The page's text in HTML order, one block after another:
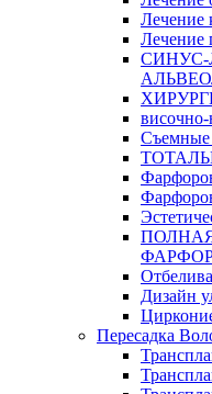
Лечение
Лечение
Съемные
Дизайн
Пересадка